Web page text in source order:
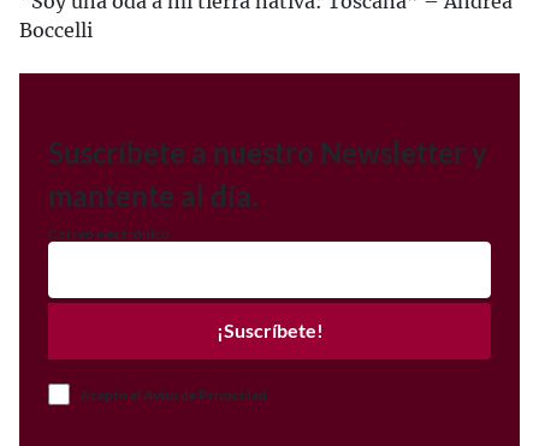
Boccelli
Suscríbete a nuestro Newsletter y
mantente al día.
Correo electrónico
¡Suscríbete!
Acepto el Aviso de Privacidad